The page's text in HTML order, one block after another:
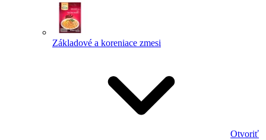
Základové a koreniace zmesi
Otvoriť